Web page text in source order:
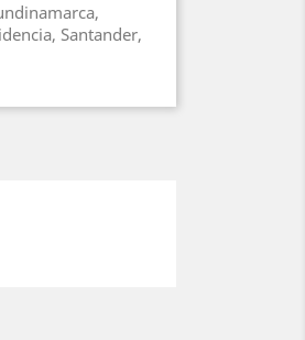
Santander,